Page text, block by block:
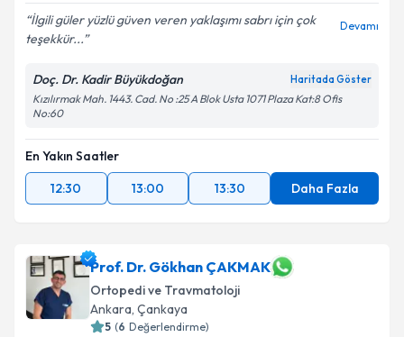
Kişisel verilerimin işlenmesine ilişkin
Aydınlatma
Metni'ni okudum ve kişisel verilerimin belirtilen
Takvim Talebini Gönder
İlgili güler yüzlü güven veren yaklaşımı sabrı için çok
teşekkür...
Devamı
Doç. Dr. Kadir Büyükdoğan Haritada Göster
Kızılırmak Mah. 1443. Cad. No :25 A Blok Usta 1071 Plaza Kat:8 Ofis
No:60
En Yakın Saatler
12:30
13:00 13:30 Daha Fazla
Prof. Dr. Gökhan ÇAKMAK
Ortopedi ve Travmatoloji
Ankara, Çankaya
5 (6 Değerlendirme)